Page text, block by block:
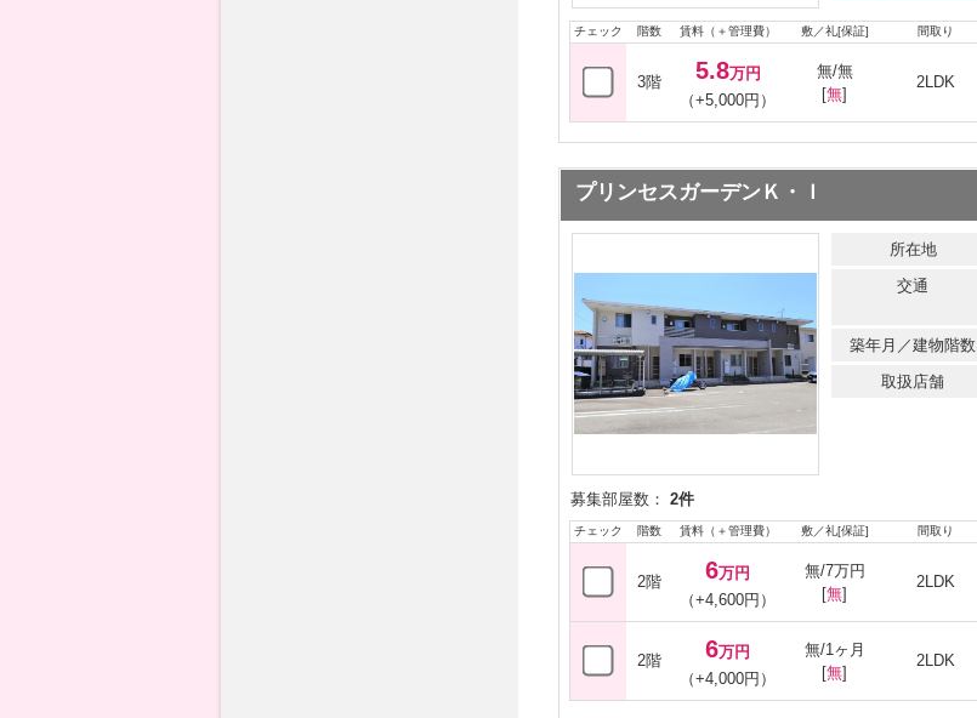
チェック 階数 賃料（＋管理費） 敷／礼[保証] 間取り
3階 5.8万円
（+5,000円）
無/無
[無]
2LDK
プリンセスガーデンＫ・Ｉ
所在地
交通
築年月／建物階数
取扱店舗
募集部屋数： 2件
チェック 階数 賃料（＋管理費） 敷／礼[保証] 間取り
2階 6万円
（+4,600円）
無/7万円
[無]
2LDK
2階 6万円
（+4,000円）
無/1ヶ月
[無]
2LDK